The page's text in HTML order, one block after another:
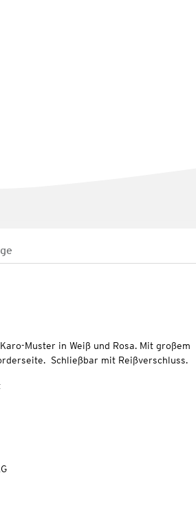
Muster in Weiß und Rosa. Mit großem
Schließbar mit Reißverschluss.